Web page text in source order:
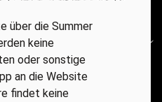
über die Summer
keine
oder sonstige
an die Website
findet keine